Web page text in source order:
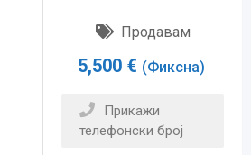
Продавам
5,500 € (Фиксна)
Прикажи
телефонски број